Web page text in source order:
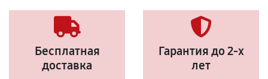
Бесплатная
доставка
Гарантия до 2-х
лет